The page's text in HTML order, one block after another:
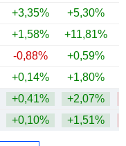
+3,35% +5,30%
+1,58% +11,81%
-0,88% +0,59%
+0,14% +1,80%
+0,41% +2,07%
+0,10% +1,51%